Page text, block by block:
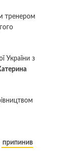
тренером
України з
припинив